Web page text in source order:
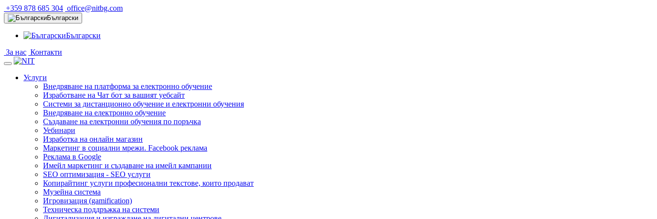
+359 878 685 304 office@nitbg.com
Български
Български
За нас Контакти
Услуги
Внедряване на платформа за електронно обучение
Изработване на Чат бот за вашият уебсайт
Системи за дистанционно обучение и електронни обучения
Внедряване на електронно обучение
Създаване на електронни обучения по поръчка
Уебинари
Изработка на онлайн магазин
Маркетинг в социални мрежи. Facebook реклама
Реклама в Google
Имейл маркетинг и създаване на имейл кампании
SEO оптимизация - SEO услуги
Копирайтинг услуги професионални текстове, които продават
Музейна система
Игровизация (gamification)
Техническа поддръжка на системи